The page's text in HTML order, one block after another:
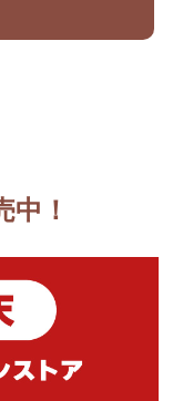
中！